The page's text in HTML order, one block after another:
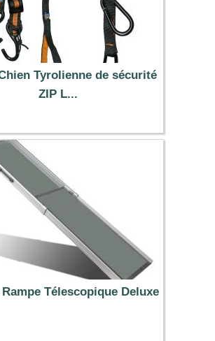
Tyrolienne de sécurité
ZIP L...
29.90 €
Télescopique Deluxe